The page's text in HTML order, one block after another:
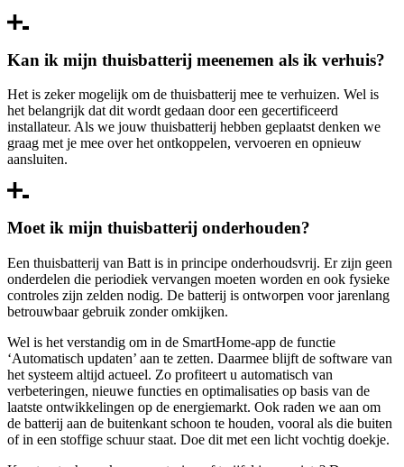
Kan ik mijn thuisbatterij meenemen als ik verhuis?
Het is zeker mogelijk om de thuisbatterij mee te verhuizen. Wel is
het belangrijk dat dit wordt gedaan door een gecertificeerd
installateur. Als we jouw thuisbatterij hebben geplaatst denken we
graag met je mee over het ontkoppelen, vervoeren en opnieuw
aansluiten.
Moet ik mijn thuisbatterij onderhouden?
Een thuisbatterij van Batt is in principe onderhoudsvrij. Er zijn geen
onderdelen die periodiek vervangen moeten worden en ook fysieke
controles zijn zelden nodig. De batterij is ontworpen voor jarenlang
betrouwbaar gebruik zonder omkijken.
Wel is het verstandig om in de SmartHome-app de functie
‘Automatisch updaten’ aan te zetten. Daarmee blijft de software van
het systeem altijd actueel. Zo profiteert u automatisch van
verbeteringen, nieuwe functies en optimalisaties op basis van de
laatste ontwikkelingen op de energiemarkt. Ook raden we aan om
de batterij aan de buitenkant schoon te houden, vooral als die buiten
of in een stoffige schuur staat. Doe dit met een licht vochtig doekje.